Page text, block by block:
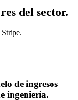
del sector.
Stripe.
de ingresos
ingeniería.